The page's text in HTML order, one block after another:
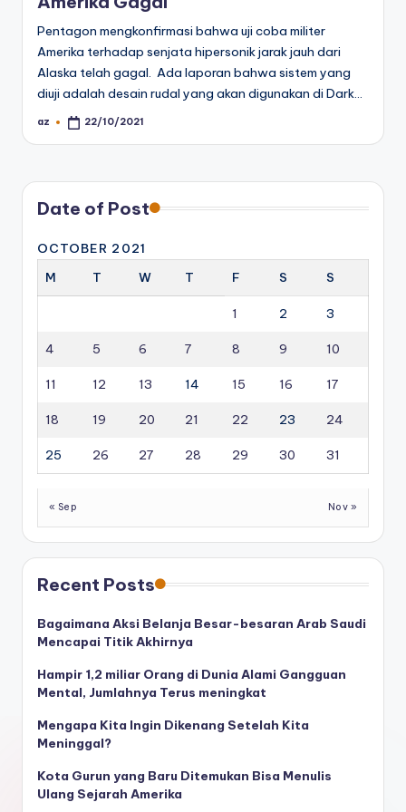
Pentagon mengkonfirmasi bahwa uji coba militer
Amerika terhadap senjata hipersonik jarak jauh dari
Alaska telah gagal. Ada laporan bahwa sistem yang
diuji adalah desain rudal yang akan digunakan di Dark…
Posted
az 22/10/2021
Date of Post
OCTOBER 2021
M
T W T F S S
1 2 3
4 5 6 7 8 9 10
11 12 13 14 15 16 17
18 19 20 21 22 23 24
25 26 27 28 29 30 31
« Sep Nov »
Recent Posts
Bagaimana Aksi Belanja Besar-besaran Arab Saudi
Mencapai Titik Akhirnya
Hampir 1,2 miliar Orang di Dunia Alami Gangguan
Mental, Jumlahnya Terus meningkat
Mengapa Kita Ingin Dikenang Setelah Kita
Meninggal?
Kota Gurun yang Baru Ditemukan Bisa Menulis
Ulang Sejarah Amerika